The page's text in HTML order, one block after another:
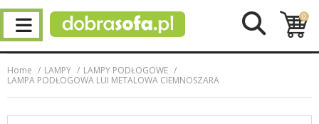
0
Home LAMPY
LAMPY PODŁOGOWE
LAMPA PODŁOGOWA LUI METALOWA CIEMNOSZARA